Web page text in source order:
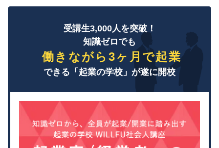
受講生3,000人を突破！
知識ゼロでも
働きながら3ヶ月で起業
できる「起業の学校」が遂に開校